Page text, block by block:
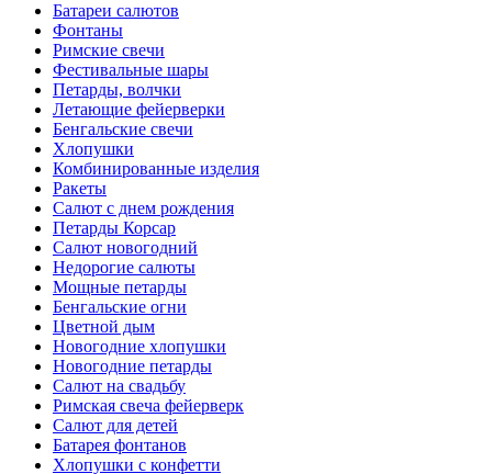
Батареи салютов
Фонтаны
Римские свечи
Фестивальные шары
Петарды, волчки
Летающие фейерверки
Бенгальские свечи
Хлопушки
Комбинированные изделия
Ракеты
Салют с днем рождения
Петарды Корсар
Салют новогодний
Недорогие салюты
Мощные петарды
Бенгальские огни
Цветной дым
Новогодние хлопушки
Новогодние петарды
Салют на свадьбу
Римская свеча фейерверк
Салют для детей
Батарея фонтанов
Хлопушки с конфетти